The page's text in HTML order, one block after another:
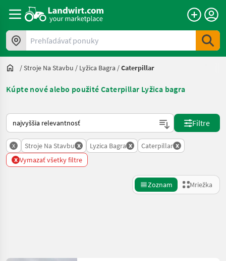
Prehľadávať ponuky
/Stroje Na Stavbu / Lyžica Bagra /Caterpillar
Kúpte nové alebo použité Caterpillar Lyžica bagra
Takto sa vykonáva triedenie na Landwirt.com
Filtre
x Stroje Na Stavbu x Lyzica Bagra x Caterpillar x
x Vymazať všetky filtre
Zoznam Mriežka